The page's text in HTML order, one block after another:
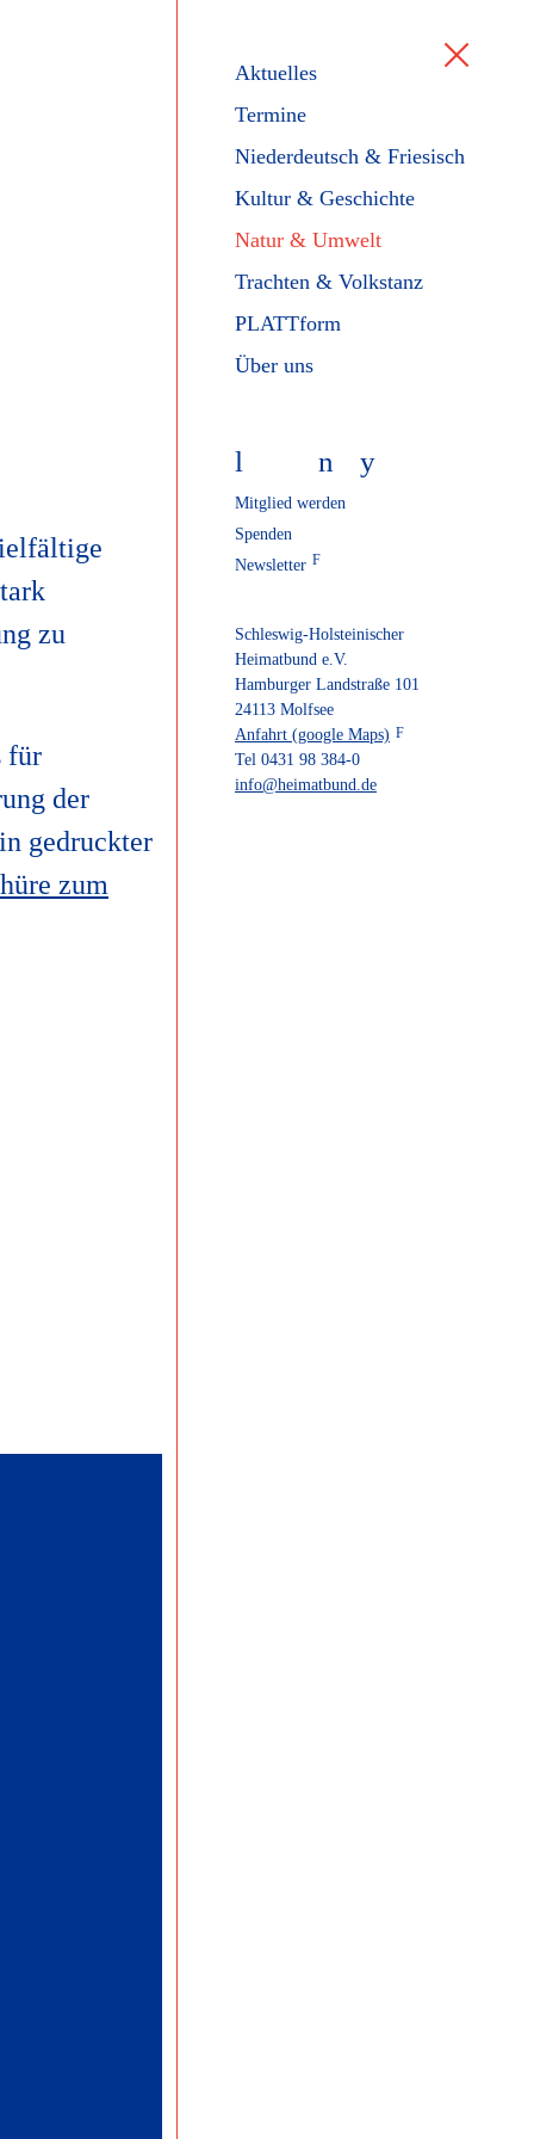
Aktuelles
Termine
Niederdeutsch & Friesisch
Kultur & Geschichte
Natur & Umwelt
Trachten & Volkstanz
PLATTform
Über uns
l n y
Mitglied werden
Spenden
Newsletter
Schleswig-Holsteinischer
Heimatbund e.V.
Hamburger Landstraße 101
24113 Molfsee
Anfahrt (google Maps)
Tel 0431 98 384-0
info@heimatbund.de
zu
für
der
gedruckter
zum